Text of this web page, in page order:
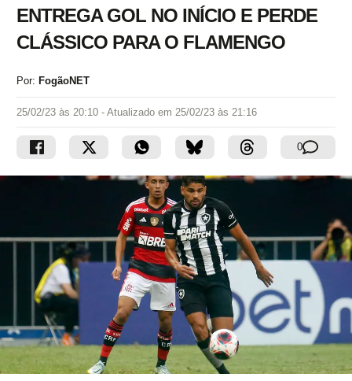
ENTREGA GOL NO INÍCIO E PERDE
CLÁSSICO PARA O FLAMENGO
Por: FogãoNET
25/02/23 às 20:10 - Atualizado em 25/02/23 às 21:16
0